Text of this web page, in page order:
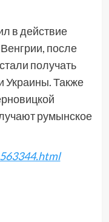
в действие
после
получать
Украины. Также
румынское